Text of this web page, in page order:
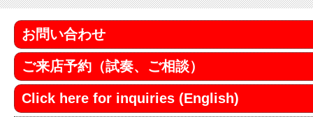
お問い合わせ
ご来店予約（試奏、ご相談）
Click here for inquiries (English)